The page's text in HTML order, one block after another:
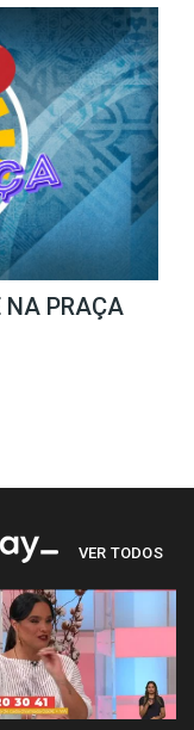
NA PRAÇA
VER TODOS